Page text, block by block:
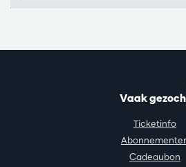
Vaak
Ticketinfo
Cadeaubon